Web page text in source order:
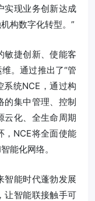
实现业务创新达成
构数字化转型。”
敏捷创新、使能客
。通过推出了“管
统NCE，通过构
的集中管理、控制
云化、全生命周期
，NCE将全面使能
能化网络。
智能时代蓬勃发展
让智能联接触手可